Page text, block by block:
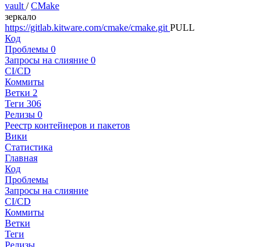
vault / CMake
зеркало
https://gitlab.kitware.com/cmake/cmake.git PULL
Код
Проблемы 0
Запросы на слияние 0
CI/CD
Коммиты
Ветки 2
Теги 306
Релизы 0
Реестр контейнеров и пакетов
Вики
Статистика
Главная
Код
Проблемы
Запросы на слияние
CI/CD
Коммиты
Ветки
Теги